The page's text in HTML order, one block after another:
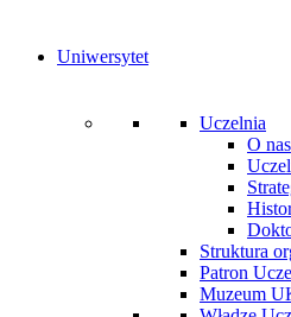
Uniwersytet
Uczelnia
O nas
Struktura
Patron
Muzeum